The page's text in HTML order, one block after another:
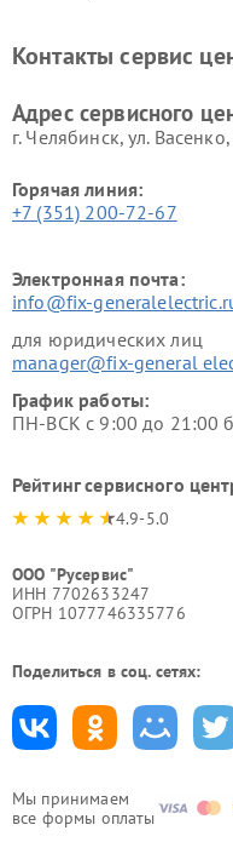
Мы принимаем
все формы оплаты
Electric
Контакты сервис
Адрес сервисного
г. Челябинск, ул.
Горячая линия:
+7 (351) 200-72-67
Электронная почта:
info@fix-
для юридических лиц
manager@fix-general
График работы:
ПН-ВСК с 9:00 до 21:00
Рейтинг сервисного
4.9-5.0
ООО "Русервис"
ИНН 7702633247
ОГРН 1077746335776
Поделиться в соц. сетях: